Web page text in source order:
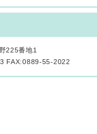
225番地1
FAX:0889-55-2022